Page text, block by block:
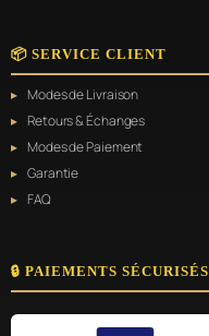
📦 SERVICE CLIENT
Modes de Livraison
Retours & Échanges
Modes de Paiement
Garantie
FAQ
🔒 PAIEMENTS SÉCURISÉS